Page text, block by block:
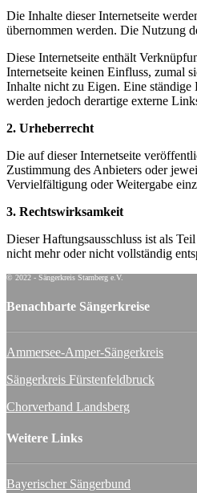
Die Inhalte dieser Internetseite
übernommen werden. Die Nutzung
Diese Internetseite enthält
Internetseite keinen Einfluss, zumal
Inhalte nicht zu Eigen. Eine
werden jedoch derartige externe
2. Urheberrecht
Die auf dieser Internetseite
Zustimmung des Anbieters oder
Vervielfältigung oder Weitergabe
3. Rechtswirksamkeit
Dieser Haftungsausschluss ist als
nicht mehr oder nicht vollständig
© 2022 - Sängerkreis Starnberg e.V.
Benachbarte Sängerkreise
Ammersee-Amper-Sängerkreis
Sängerkreis Fürstenfeldbruck
Chorverband Landsberg
Weitere Links
Bayerischer Sängerbund